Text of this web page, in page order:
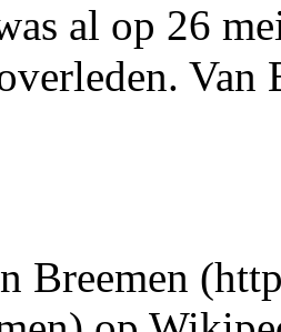
al op 26
Van
Breemen